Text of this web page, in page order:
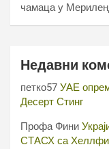
чамаца у
Недавни
петко57 УАЕ
Десерт Стинг
Профа Фини
СТАСХ са